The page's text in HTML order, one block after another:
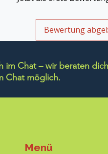
Bewertung
im Chat – wir beraten dich
Chat möglich.
Menü